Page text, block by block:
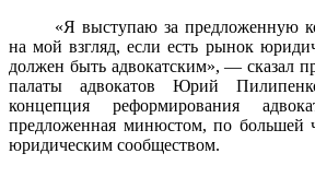
«Я выступаю за предложенную
на мой взгляд, если есть рынок
должен быть адвокатским», — сказал
палаты адвокатов Юрий
концепция реформирования
предложенная минюстом, по большей
юридическим сообществом.